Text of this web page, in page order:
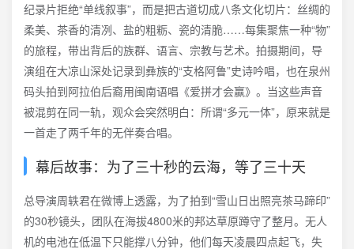
纪录片拒绝“单线叙事”，而是把古道切成八条文化切片：丝绸的
柔美、茶香的清冽、盐的粗粝、瓷的清脆……每集聚焦一种“物”
的旅程，带出背后的族群、语言、宗教与艺术。拍摄期间，导
演组在大凉山深处记录到彝族的“支格阿鲁”史诗吟唱，也在泉州
码头拍到阿拉伯后裔用闽南语唱《爱拼才会赢》。当这些声音
被混剪在同一轨，观众会突然明白：所谓“多元一体”，原来就是
一首走了两千年的无伴奏合唱。
幕后故事：为了三十秒的云海，等了三十天
总导演周轶君在微博上透露，为了拍到“雪山日出照亮茶马蹄印”
的30秒镜头，团队在海拔4800米的邦达草原蹲守了整月。无人
机的电池在低温下只能撑八分钟，他们每天凌晨四点起飞，失